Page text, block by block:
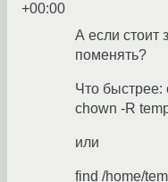
+00:00
А если стоит
поменять?
Что быстрее:
chown -R
или
find /home/